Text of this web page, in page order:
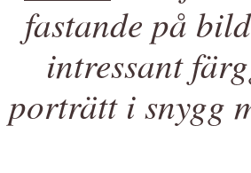
fastande på
intressant
porträtt i snygg